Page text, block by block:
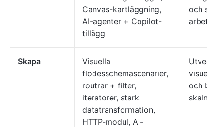
Canvas-kartläggning,
AI-agenter + Copilot-
tillägg
och
Skapa
Visuella
flödesschemascenarier,
routrar + filter,
iteratorer, stark
datatransformation,
HTTP-modul, AI-
visuell
och